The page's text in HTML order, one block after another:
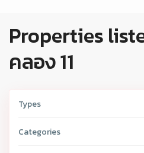
Properties
คลอง 11
Types
Categories